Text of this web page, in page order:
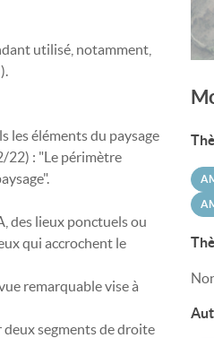
utilisé, notamment,
les éléments du paysage
22) : "Le périmètre
des lieux ponctuels ou
qui accrochent le
remarquable vise à
segments de droite